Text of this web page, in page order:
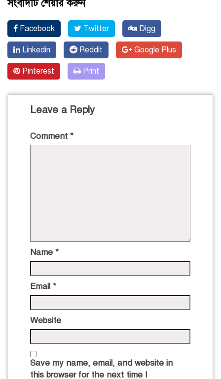
সংবাদটি শেয়ার করুন
Facebook Twitter Digg
Linkedin Reddit Google Plus
Pinterest Print
Leave a Reply
Comment *
Name *
Email *
Website
Save my name, email, and website in
this browser for the next time I